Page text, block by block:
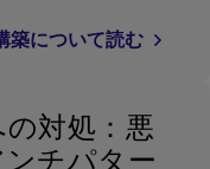
築について読む
対処：悪
チパター